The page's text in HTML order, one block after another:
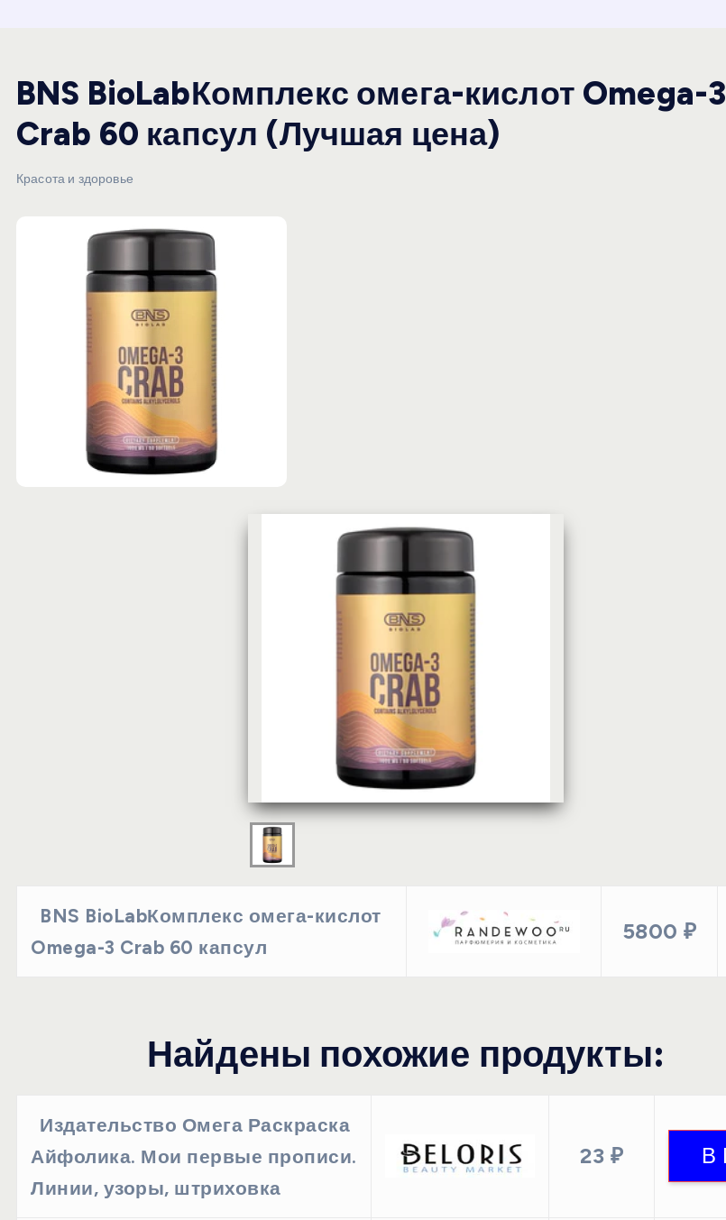
BNS BioLabКомплекс омега-кислот Omega-3
Crab 60 капсул (Лучшая цена)
Красота и здоровье
BNS BioLabКомплекс омега-кислот
Omega-3 Crab 60 капсул
5800 ₽
Найдены похожие продукты:
Издательство Омега Раскраска
Айфолика. Мои первые прописи.
Линии, узоры, штриховка
23 ₽